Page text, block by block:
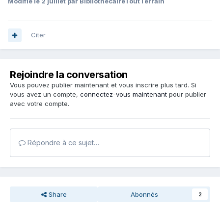
Citer
Rejoindre la conversation
Vous pouvez publier maintenant et vous inscrire plus tard. Si
vous avez un compte, connectez-vous maintenant pour publier
avec votre compte.
Répondre à ce sujet…
Share Abonnés 2